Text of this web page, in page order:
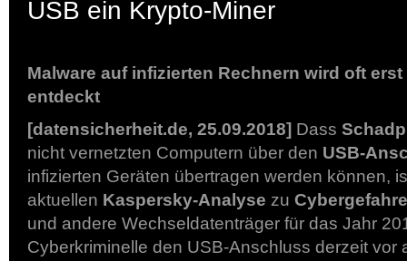
USB ein Krypto-Miner
Malware auf infizierten Rechnern wird oft
entdeckt
[datensicherheit.de, 25.09.2018] Dass
nicht vernetzten Computern über den USB-
infizierten Geräten übertragen werden können,
aktuellen Kaspersky-Analyse zu
und andere Wechseldatenträger für das Jahr
Cyberkriminelle den USB-Anschluss derzeit vor